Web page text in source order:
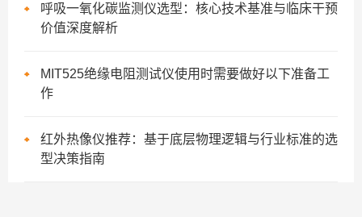
呼吸一氧化碳监测仪选型：核心技术基准与临床干预
价值深度解析
MIT525绝缘电阻测试仪使用时需要做好以下准备工
作
红外热像仪推荐：基于底层物理逻辑与行业标准的选
型决策指南